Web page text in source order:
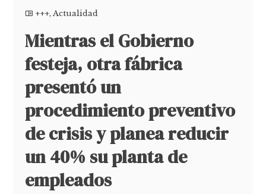
+++,Actualidad
Mientras el Gobierno
festeja, otra fábrica
presentó un
procedimiento preventivo
de crisis y planea reducir
un 40% su planta de
empleados